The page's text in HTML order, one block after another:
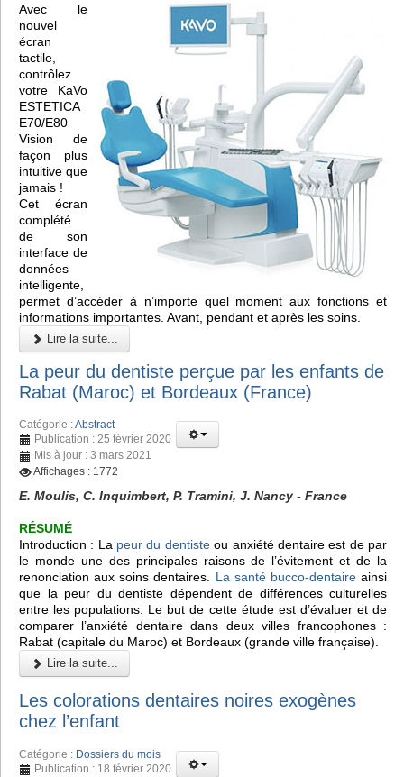
Avec le
nouvel
écran
tactile,
contrôlez
votre KaVo
ESTETICA
E70/E80
Vision de
façon plus
intuitive que
jamais !
Cet écran
complété
de son
interface de
données
intelligente,
permet d’accéder à n’importe quel moment aux fonctions et
informations importantes. Avant, pendant et après les soins.
Lire la suite...
La peur du dentiste perçue par les enfants de
Rabat (Maroc) et Bordeaux (France)
Catégorie :Abstract
Publication : 25 février 2020
Mis à jour : 3 mars 2021
Affichages : 1772
E. Moulis, C. Inquimbert, P. Tramini, J. Nancy - France
RÉSUMÉ
Introduction : La peur du dentisteou anxiété dentaire est de par
le monde une des principales raisons de l’évitement et de la
renonciation aux soins dentaires. La santé bucco-dentaireainsi
que la peur du dentiste dépendent de différences culturelles
entre les populations. Le but de cette étude est d’évaluer et de
comparer l’anxiété dentaire dans deux villes francophones :
Rabat (capitale du Maroc) et Bordeaux (grande ville française).
Lire la suite...
Les colorations dentaires noires exogènes
chez l’enfant
Catégorie : Dossiers du mois
Publication : 18 février 2020